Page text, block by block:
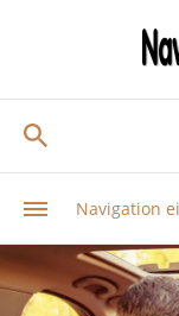
Navigation